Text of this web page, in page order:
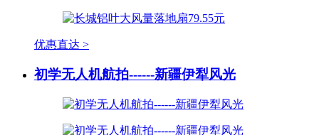
优惠直达 >
初学无人机航拍------新疆伊犁风光